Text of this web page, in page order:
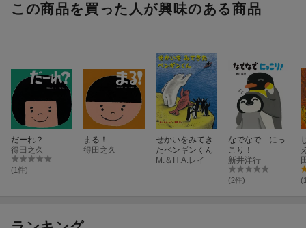
この商品を買った人が興味のある商品
だーれ？
得田之久
(1件)
まる！
得田之久
せかいをみてき
たペンギンくん
M.＆H.A.レイ
なでなで にっ
こり！
新井洋行
(2件)